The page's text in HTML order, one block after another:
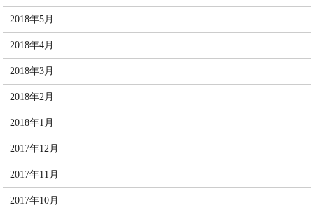
2018年5月
2018年4月
2018年3月
2018年2月
2018年1月
2017年12月
2017年11月
2017年10月